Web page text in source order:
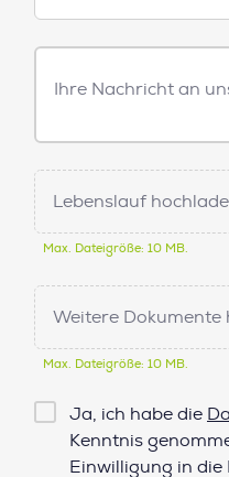
Freitext
Nachricht
Lebenslauf
Max. Dateigröße: 10 MB.
Weitere Dokumente
Max. Dateigröße: 10 MB.
Checkbox
Datenschutz*
Ja, ich habe die
Kenntnis
Einwilligung in